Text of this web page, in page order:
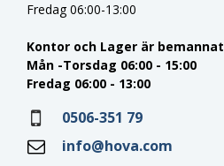
Fredag 06:00-13:00
Kontor och Lager är bemannat
Mån -Torsdag 06:00 - 15:00
Fredag 06:00 - 13:00
0506-351 79
info@hova.com